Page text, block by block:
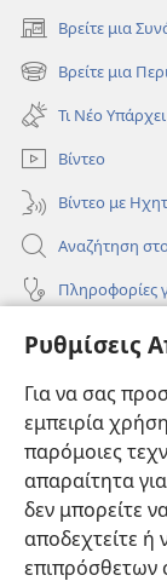
Ρυθμίσεις
Για να σας
εμπειρία
παρόμοιες
απαραίτητα
δεν μπορείτε
αποδεχτείτε
επιπρόσθετων
Βρείτε μια
(ανοίγει
νέο
παράθυρο)
Βρείτε μια
(ανοίγει
νέο
παράθυρο)
Τι Νέο Υπάρχει
Βίντεο
Βίντεο με
Αναζήτηση στο
Πληροφορίες
Πληροφορίες
Συνεισφορές
(ανοίγει
παράθυρο)
(ανοίγει
νέο
παράθυρο)
JW Hub
(ανοίγει